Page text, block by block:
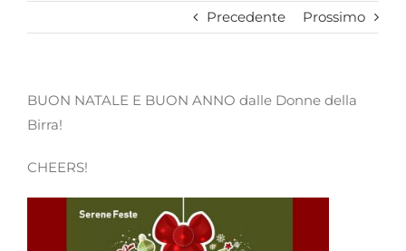
Precedente Prossimo
BUON NATALE E BUON ANNO dalle Donne della
Birra!
CHEERS!